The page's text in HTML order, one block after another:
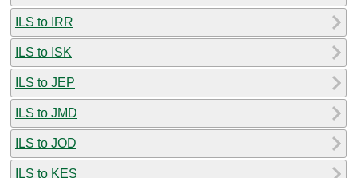
ILS to IRR
ILS to ISK
ILS to JEP
ILS to JMD
ILS to JOD
ILS to KES